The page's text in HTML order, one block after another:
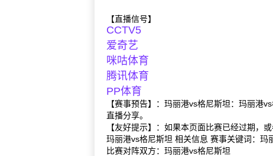
【直播信号】
CCTV5
爱奇艺
咪咕体育
腾讯体育
PP体育
【赛事预告】：玛丽港vs格尼斯坦：玛丽港
直播分享。
【友好提示】：如果本页面比赛已经过期，
玛丽港vs格尼斯坦 相关信息 赛事关键词：
比赛对阵双方：玛丽港vs格尼斯坦